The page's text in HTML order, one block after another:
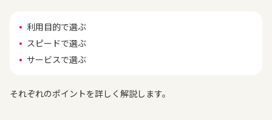
利用目的で選ぶ
スピードで選ぶ
サービスで選ぶ
それぞれのポイントを詳しく解説します。